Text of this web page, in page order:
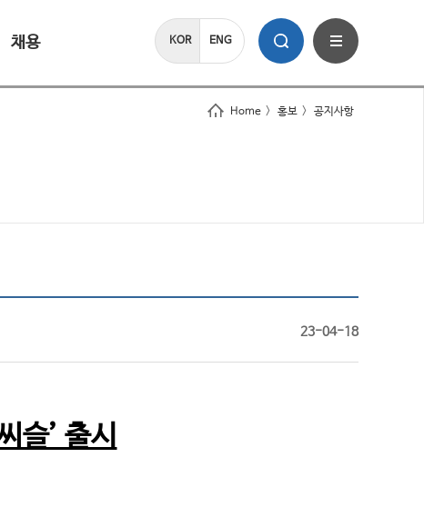
KOR ENG
채용
Home > 홍보 > 공지사항
23-04-18
슬’ 출시